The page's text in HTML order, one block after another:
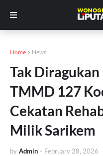
Home News
Tak Diragukan
TMMD 127
Cekatan
Milik Sarikem
by Admin - February 28, 2026